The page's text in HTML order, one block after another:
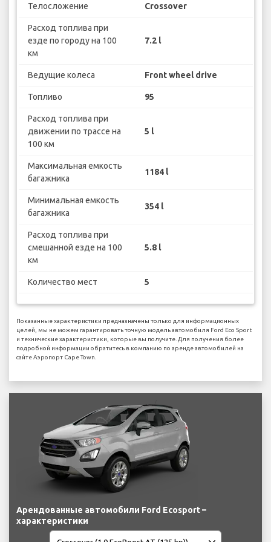
Телосложение Crossover
Расход топлива при
езде по городу на 100
км
7.2 l
Ведущие колеса Front wheel drive
Топливо 95
Расход топлива при
движении по трассе на
100 км
5 l
Максимальная емкость
багажника
1184 l
Минимальная емкость
багажника
354 l
Расход топлива при
смешанной езде на 100
км
5.8 l
Количество мест 5
Показанные характеристики предназначены только для информационных
целей, мы не можем гарантировать точную модель автомобиля Ford Eco Sport
и технические характеристики, которые вы получите. Для получения более
подробной информации обратитесь в компанию по аренде автомобилей на
сайте Аэропорт Cape Town.
Арендованные автомобили Ford Ecosport –
характеристики